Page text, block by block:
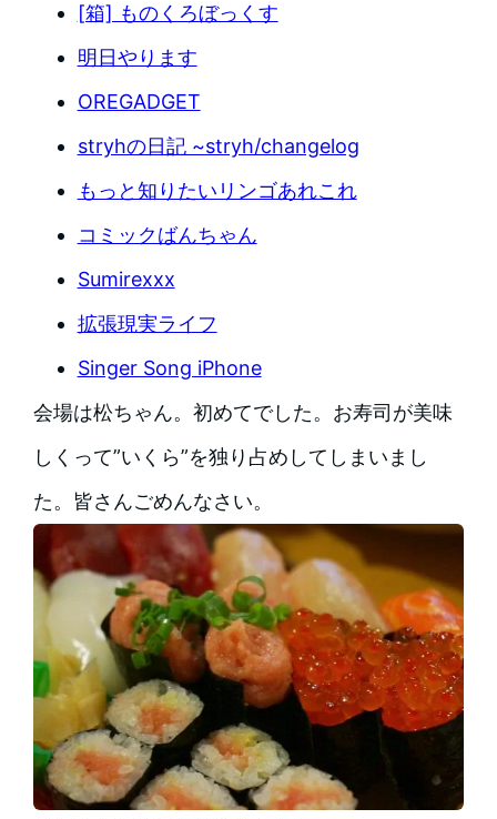
[箱] ものくろぼっくす
明日やります
OREGADGET
stryhの日記 ~stryh/changelog
もっと知りたいリンゴあれこれ
コミックばんちゃん
Sumirexxx
拡張現実ライフ
Singer Song iPhone
会場は松ちゃん。初めてでした。お寿司が美味
しくって”いくら”を独り占めしてしまいまし
た。皆さんごめんなさい。